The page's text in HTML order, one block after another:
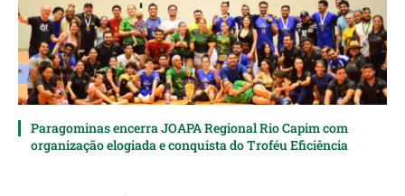
Paragominas encerra JOAPA Regional Rio Capim com
organização elogiada e conquista do Troféu Eficiência